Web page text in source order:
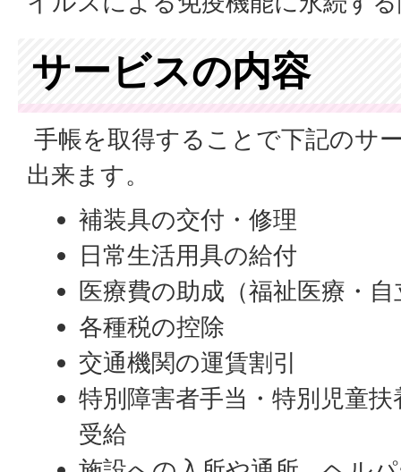
サービスの内容
手帳を取得することで下記のサ
出来ます。
補装具の交付・修理
日常生活用具の給付
医療費の助成（福祉医療・
各種税の控除
交通機関の運賃割引
特別障害者手当・特別児童
受給